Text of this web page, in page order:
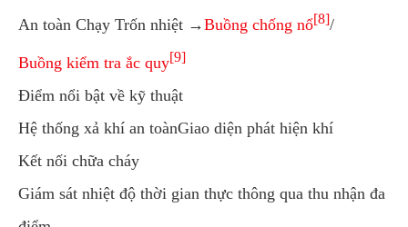
An toàn Chạy Trốn nhiệt →Buồng chống nổ[8]/
Buồng kiểm tra ắc quy[9]
Điểm nổi bật về kỹ thuật
Hệ thống xả khí an toànGiao diện phát hiện khí
Kết nối chữa cháy
Giám sát nhiệt độ thời gian thực thông qua thu nhận đa